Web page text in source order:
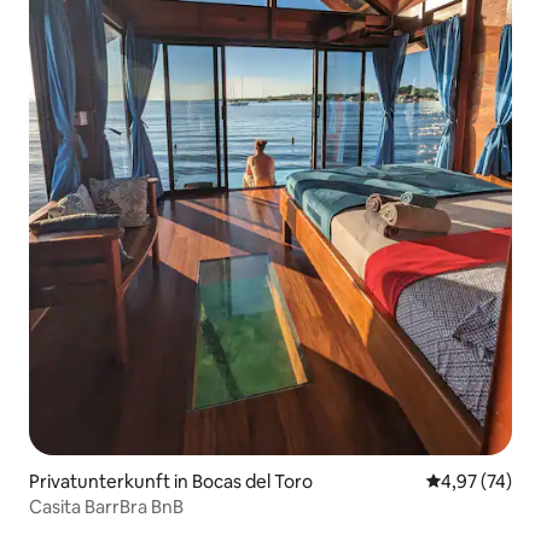
Privatunterkunft in Bocas del Toro
4,97 (74)
Casita BarrBra BnB